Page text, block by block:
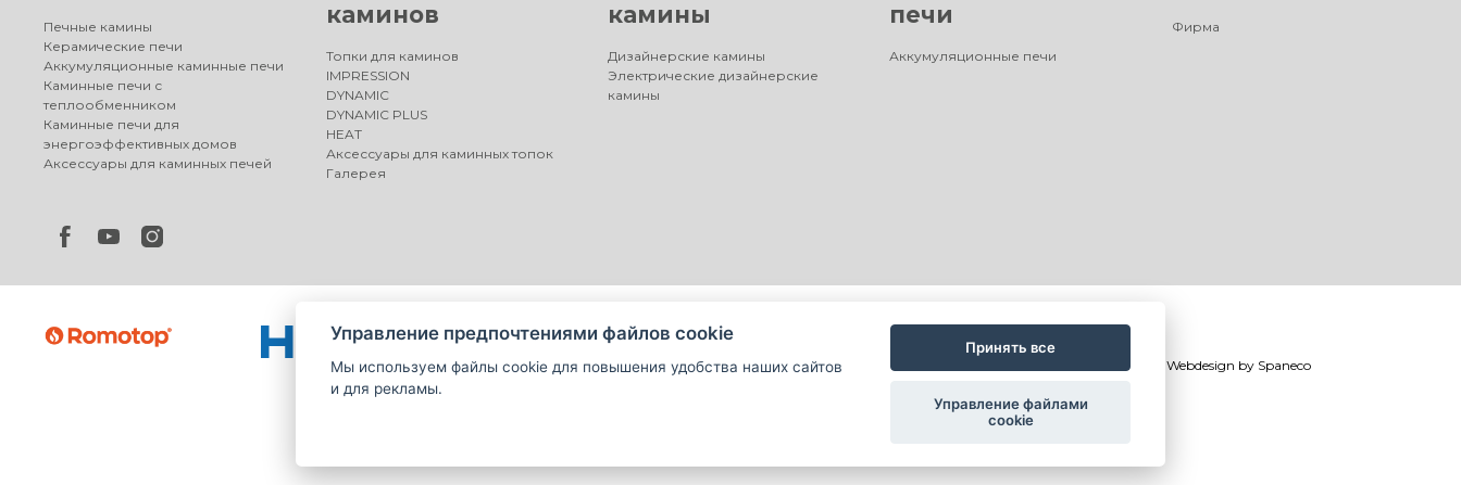
Печные камины
Керамические печи
Аккумуляционные каминные печи
Каминные печи с
теплообменником
Каминные печи для
энергоэффективных домов
Аксессуары для каминных печей
каминов
Топки для каминов
IMPRESSION
DYNAMIC
DYNAMIC PLUS
HEAT
Аксессуары для каминных топок
Галерея
камины
Дизайнерские камины
Электрические дизайнерские
камины
печи
Аккумуляционные печи
Фирма
2026 Webdesign by Spaneco
Управление предпочтениями файлов cookie
Мы используем файлы cookie для повышения удобства наших сайтов
и для рекламы.
Принять все
Управление файлами
cookie